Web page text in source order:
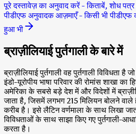
पूरे दस्तावेज़ का अनुवाद करें - किताबें, शोध
पीडीएफ अनुवादक आज़माएँ - किसी भी
हुआ भी
ब्राज़ीलियाई पुर्तगाली के बारे में
ब्राज़ीलियाई पुर्तगाली वह पुर्तगाली विविधता है
इंडो-यूरोपीय भाषा परिवार की रोमांस शाखा का
अमेरिका के सबसे बड़े देश में और विदेशों में
जाता है, जिसमें लगभग 215 मिलियन बोलने वाले
करीब है। इसे लैटिन वर्णमाला के साथ लिखा
विविधताओं के साथ साझा किए गए पुर्तगाली-
करता है।